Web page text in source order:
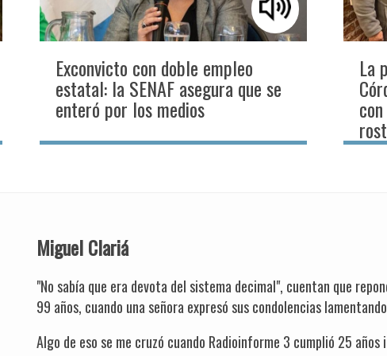
Exconvicto con doble empleo
estatal: la SENAF asegura que se
enteró por los medios
La
Miguel Clariá
"No sabía que era devota del sistema decimal", cuentan que
99 años, cuando una señora expresó sus condolencias
Algo de eso se me cruzó cuando Radioinforme 3 cumplió 25